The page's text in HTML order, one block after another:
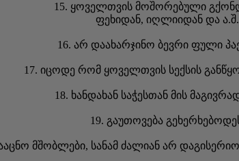
15. ყოველთვის მოშორებული
ფეხიდან, იღლიიდან და ა.შ.
16. არ დაახარჯინო ბევრი ფული
17. იცოდე რომ ყოველთვის სექსის
18. ხანდახან საჭესთან მის
19. გაუთოვება
მშობლები, სანამ ძალიან არ